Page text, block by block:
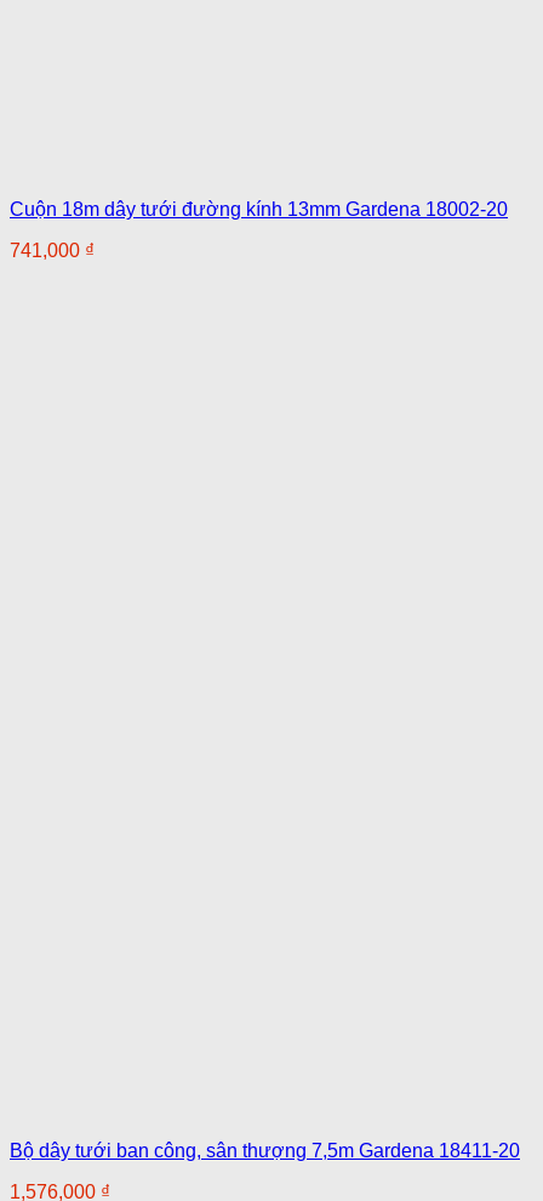
Cuộn 18m dây tưới đường kính 13mm Gardena 18002-20
741,000 ₫
Bộ dây tưới ban công, sân thượng 7,5m Gardena 18411-20
1,576,000 ₫